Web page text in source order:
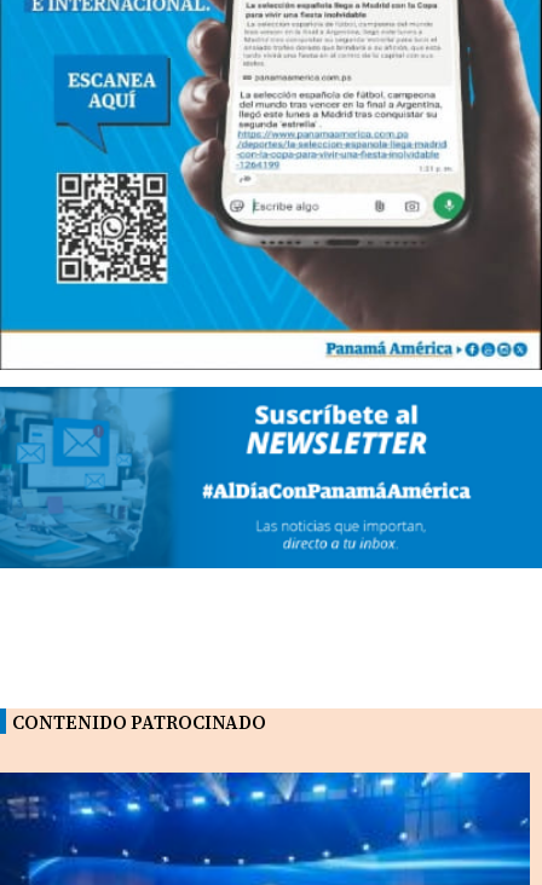
CONTENIDO PATROCINADO